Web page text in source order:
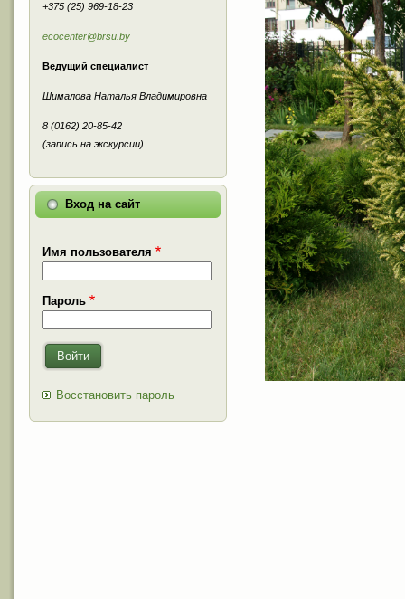
+375 (25) 969-18-23
ecocenter@brsu.by
Ведущий специалист
Шималова Наталья Владимировна
8 (0162) 20-85-42
(запись на экскурсии)
Вход на сайт
Имя пользователя
Пароль
Войти
Восстановить пароль